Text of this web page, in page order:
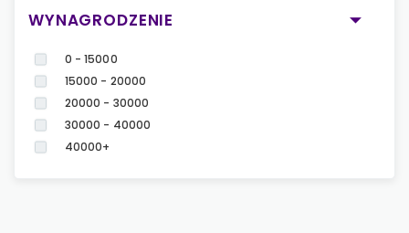
WYNAGRODZENIE
0 - 15000
15000 - 20000
20000 - 30000
30000 - 40000
40000+